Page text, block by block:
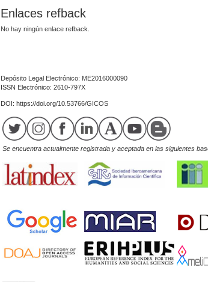
Enlaces refback
No hay ningún enlace refback.
Depósito Legal Electrónico: ME2016000090
ISSN Electrónico: 2610-797X
DOI: https://doi.org/10.53766/GICOS
Se encuentra actualmente registrada y aceptada en las siguientes